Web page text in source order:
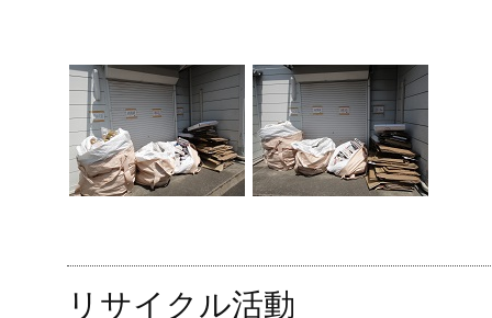
リサイクル活動